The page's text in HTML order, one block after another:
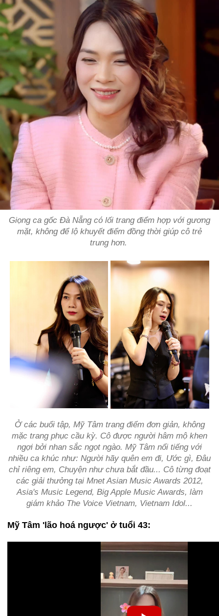
Giọng ca gốc Đà Nẵng có lối trang điểm hợp với gương
mặt, không để lộ khuyết điểm đồng thời giúp cô trẻ
trung hơn.
Ở các buổi tập, Mỹ Tâm trang điểm đơn giản, không
mặc trang phục cầu kỳ. Cô được người hâm mộ khen
ngợi bởi nhan sắc ngọt ngào. Mỹ Tâm nổi tiếng với
nhiều ca khúc như: Người hãy quên em đi, Ước gì, Đâu
chỉ riêng em, Chuyện như chưa bắt đầu... Cô từng đoạt
các giải thưởng tại Mnet Asian Music Awards 2012,
Asia's Music Legend, Big Apple Music Awards, làm
giám khảo The Voice Vietnam, Vietnam Idol...
Mỹ Tâm 'lão hoá ngược' ở tuổi 43: